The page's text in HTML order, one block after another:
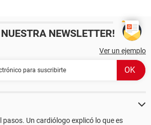
NEWSLETTER!
Ver un ejemplo
pasos. Un cardiólogo explicó lo que es